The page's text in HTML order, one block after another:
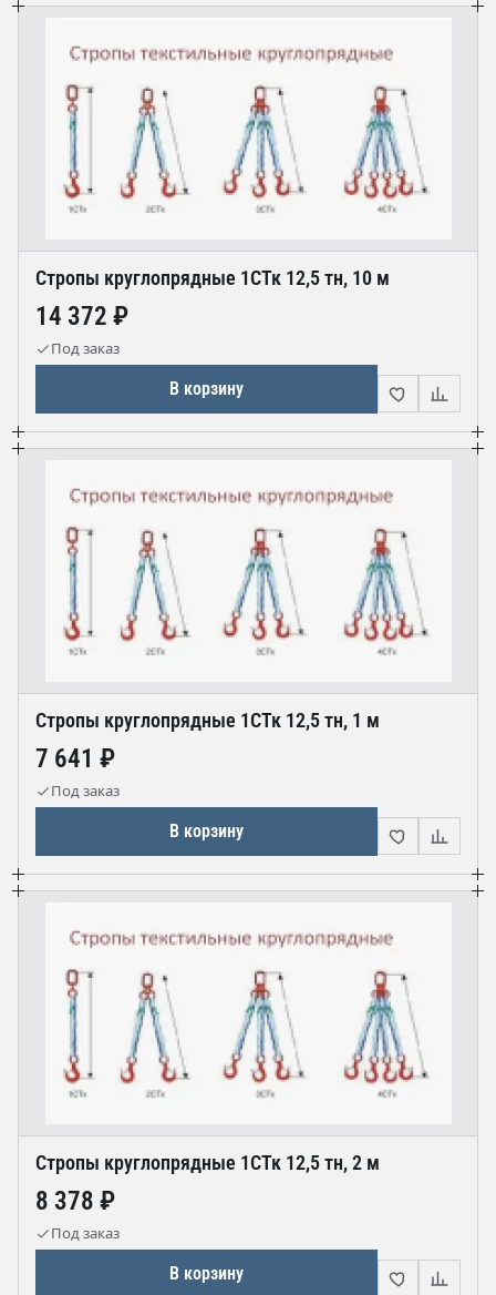
Стропы круглопрядные 1СТк 12,5 тн, 10 м
14 372 ₽
Под заказ
В корзину
Стропы круглопрядные 1СТк 12,5 тн, 1 м
7 641 ₽
Под заказ
В корзину
Стропы круглопрядные 1СТк 12,5 тн, 2 м
8 378 ₽
Под заказ
В корзину